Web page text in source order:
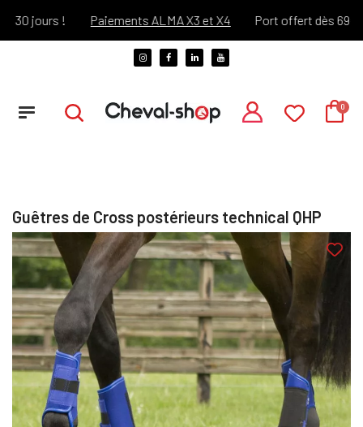
jours ! Paiements ALMA X3 et X4 Port offert dès 69€
Guêtres de Cross postérieurs technical QHP